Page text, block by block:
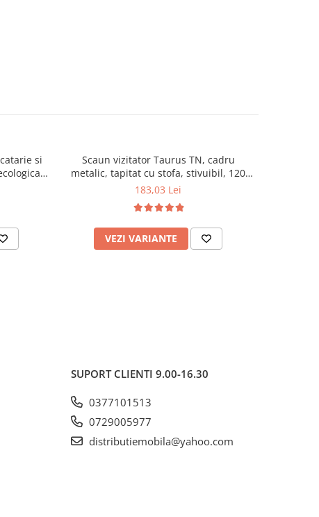
si
Scaun vizitator Taurus TN, cadru
metalic, tapitat cu stofa, stivuibil, 120
kg, negru
183,03 Lei
VEZI VARIANTE
SUPORT CLIENTI 9.00-16.30
0377101513
0729005977
distributiemobila@yahoo.com